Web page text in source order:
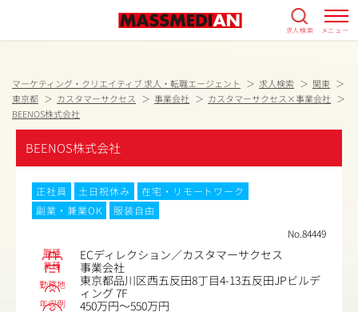
求人検索 メニュー
マーケティング・クリエイティブ 求人・転職エージェント 求人検索
関東
東京都
カスタマーサクセス 事業会社
カスタマーサクセス×事業会社
BEENOS株式会社
BEENOS株式会社
正社員 土日祝休み
在宅・リモートワーク
副業・兼業OK
服装自由
No.84449
職種 ECディレクション／カスタマーサクセス
業種 事業会社
勤務地
東京都品川区西五反田8丁目4-13五反田JPビルデ
ィング 7F
年収例 450万円～550万円